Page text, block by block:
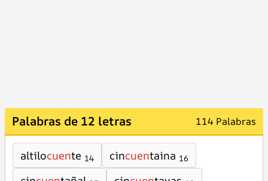
Palabras de 12 letras 114 Palabras
altilocuente 14 cincuentaina 16